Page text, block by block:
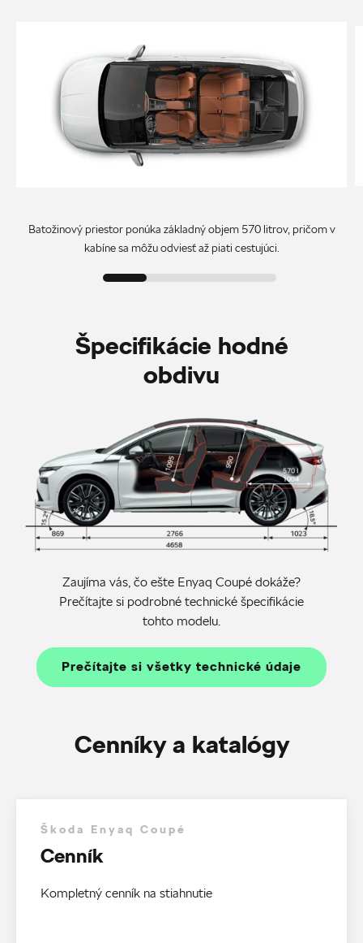
Batožinový priestor ponúka základný objem 570 litrov, pričom v
kabíne sa môžu odviesť až piati cestujúci.
Špecifikácie hodné
obdivu
Zaujíma vás, čo ešte Enyaq Coupé dokáže?
Prečítajte si podrobné technické špecifikácie
tohto modelu.
Prečítajte si všetky technické údaje
Cenníky a katalógy
Škoda Enyaq Coupé
Cenník
Kompletný cenník na stiahnutie